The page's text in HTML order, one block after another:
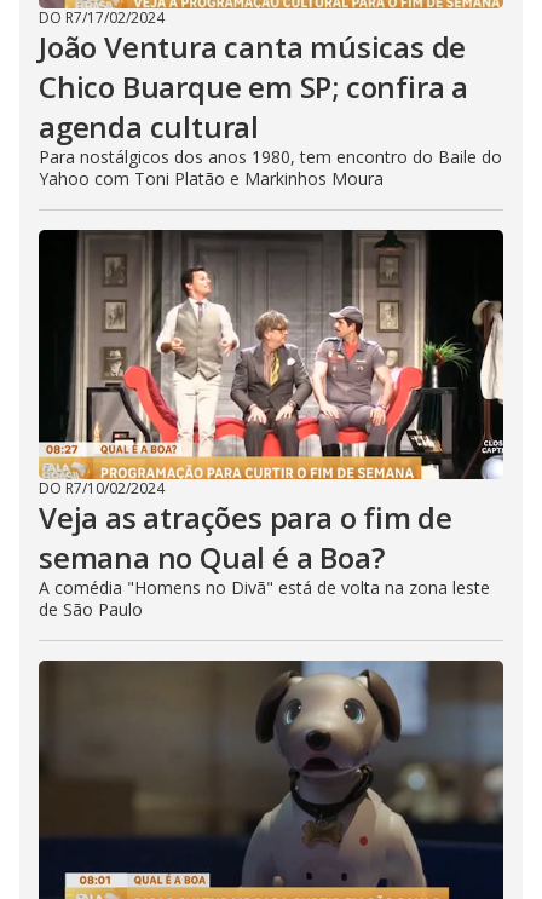
DO R7/17/02/2024
João Ventura canta músicas de
Chico Buarque em SP; confira a
agenda cultural
Para nostálgicos dos anos 1980, tem encontro do Baile do
Yahoo com Toni Platão e Markinhos Moura
DO R7/10/02/2024
Veja as atrações para o fim de
semana no Qual é a Boa?
A comédia "Homens no Divã" está de volta na zona leste
de São Paulo